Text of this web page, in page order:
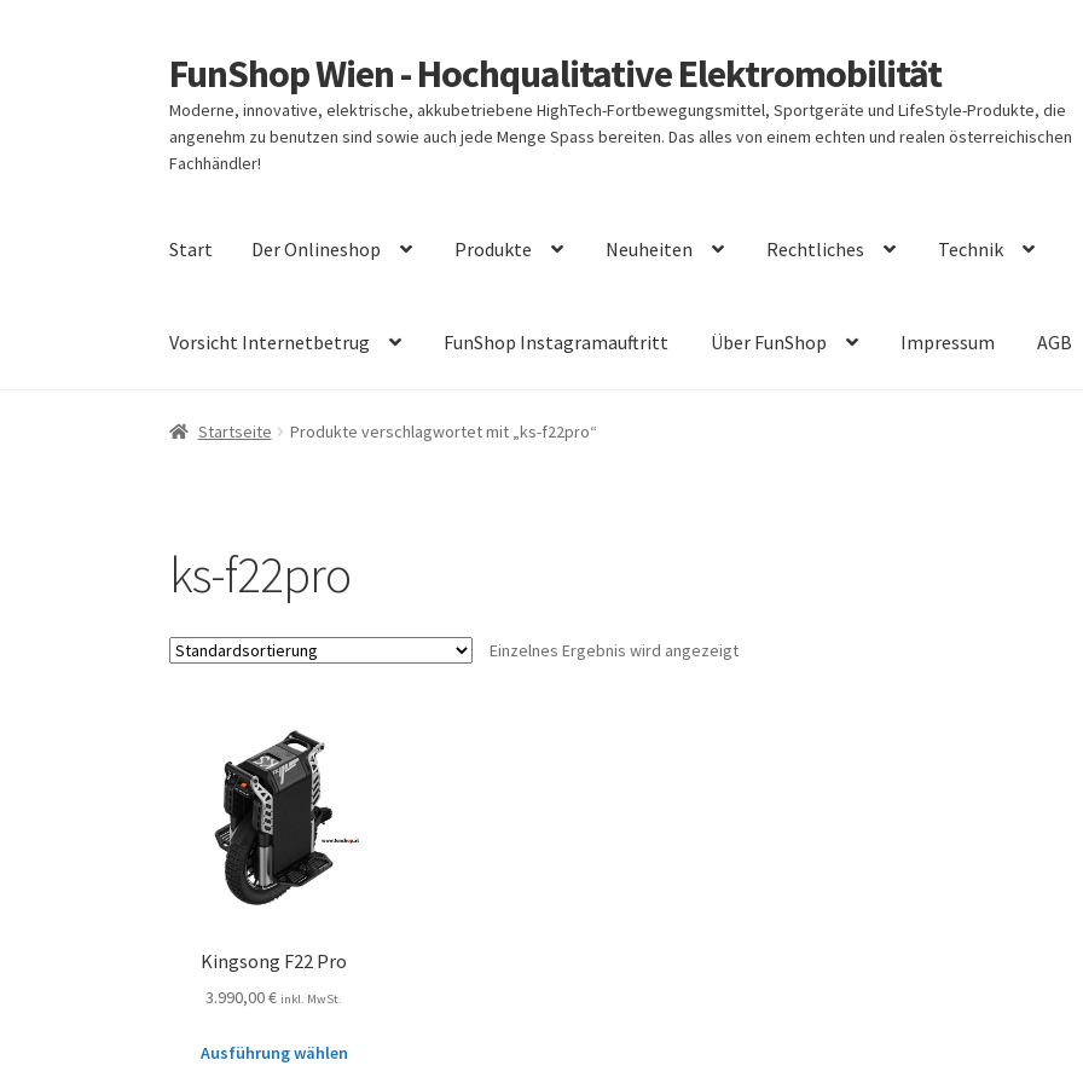
Zur
Navigation
springen
Zum
Inhalt
springen
FunShop Wien - Hochqualitative Elektromobilität
Moderne, innovative, elektrische, akkubetriebene HighTech-Fortbewegungsmittel, Sportgeräte und LifeStyle-Produkte, die
angenehm zu benutzen sind sowie auch jede Menge Spass bereiten. Das alles von einem echten und realen österreichischen
Fachhändler!
Start Der Onlineshop Produkte Neuheiten Rechtliches Technik
Vorsicht Internetbetrug FunShop Instagramauftritt Über FunShop Impressum AGB
Startseite Produkte verschlagwortet mit „ks-f22pro“
ks-f22pro
Einzelnes Ergebnis wird angezeigt
Kingsong F22 Pro
3.990,00€ inkl. MwSt.
Ausführung wählen